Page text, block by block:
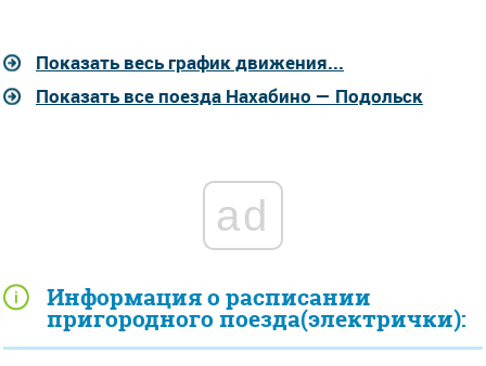
Информация о расписании
пригородного поезда(электрички):
Показать весь график движения...
Показать все поезда Нахабино — Подольск
ad